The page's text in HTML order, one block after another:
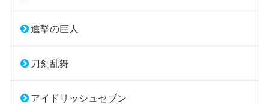
進撃の巨人
刀剣乱舞
アイドリッシュセブン